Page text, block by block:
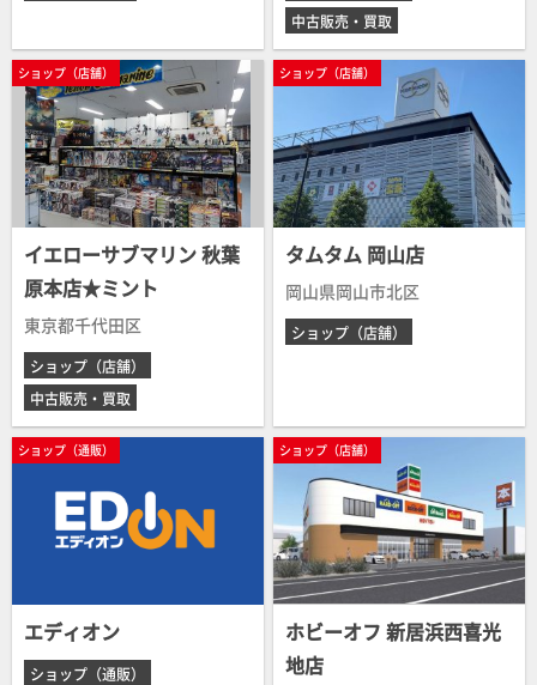
中古販売・買取
ショップ（店舗）
イエローサブマリン 秋葉
原本店★ミント
東京都千代田区
ショップ（店舗）
中古販売・買取
ショップ（店舗）
タムタム 岡山店
岡山県岡山市北区
ショップ（店舗）
ショップ（通販）
エディオン
ショップ（通販）
ショップ（店舗）
ホビーオフ 新居浜西喜光
地店